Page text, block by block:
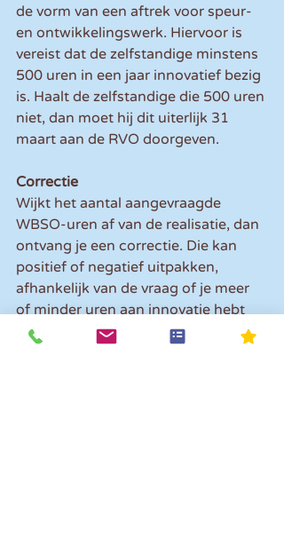
de vorm van een aftrek voor speur-
en ontwikkelingswerk. Hiervoor is
vereist dat de zelfstandige minstens
500 uren in een jaar innovatief bezig
is. Haalt de zelfstandige die 500 uren
niet, dan moet hij dit uiterlijk 31
maart aan de RVO doorgeven.
Correctie
Wijkt het aantal aangevraagde
WBSO-uren af van de realisatie, dan
ontvang je een correctie. Die kan
positief of negatief uitpakken,
afhankelijk van de vraag of je meer
of minder uren aan innovatie hebt
besteed dan gepland.